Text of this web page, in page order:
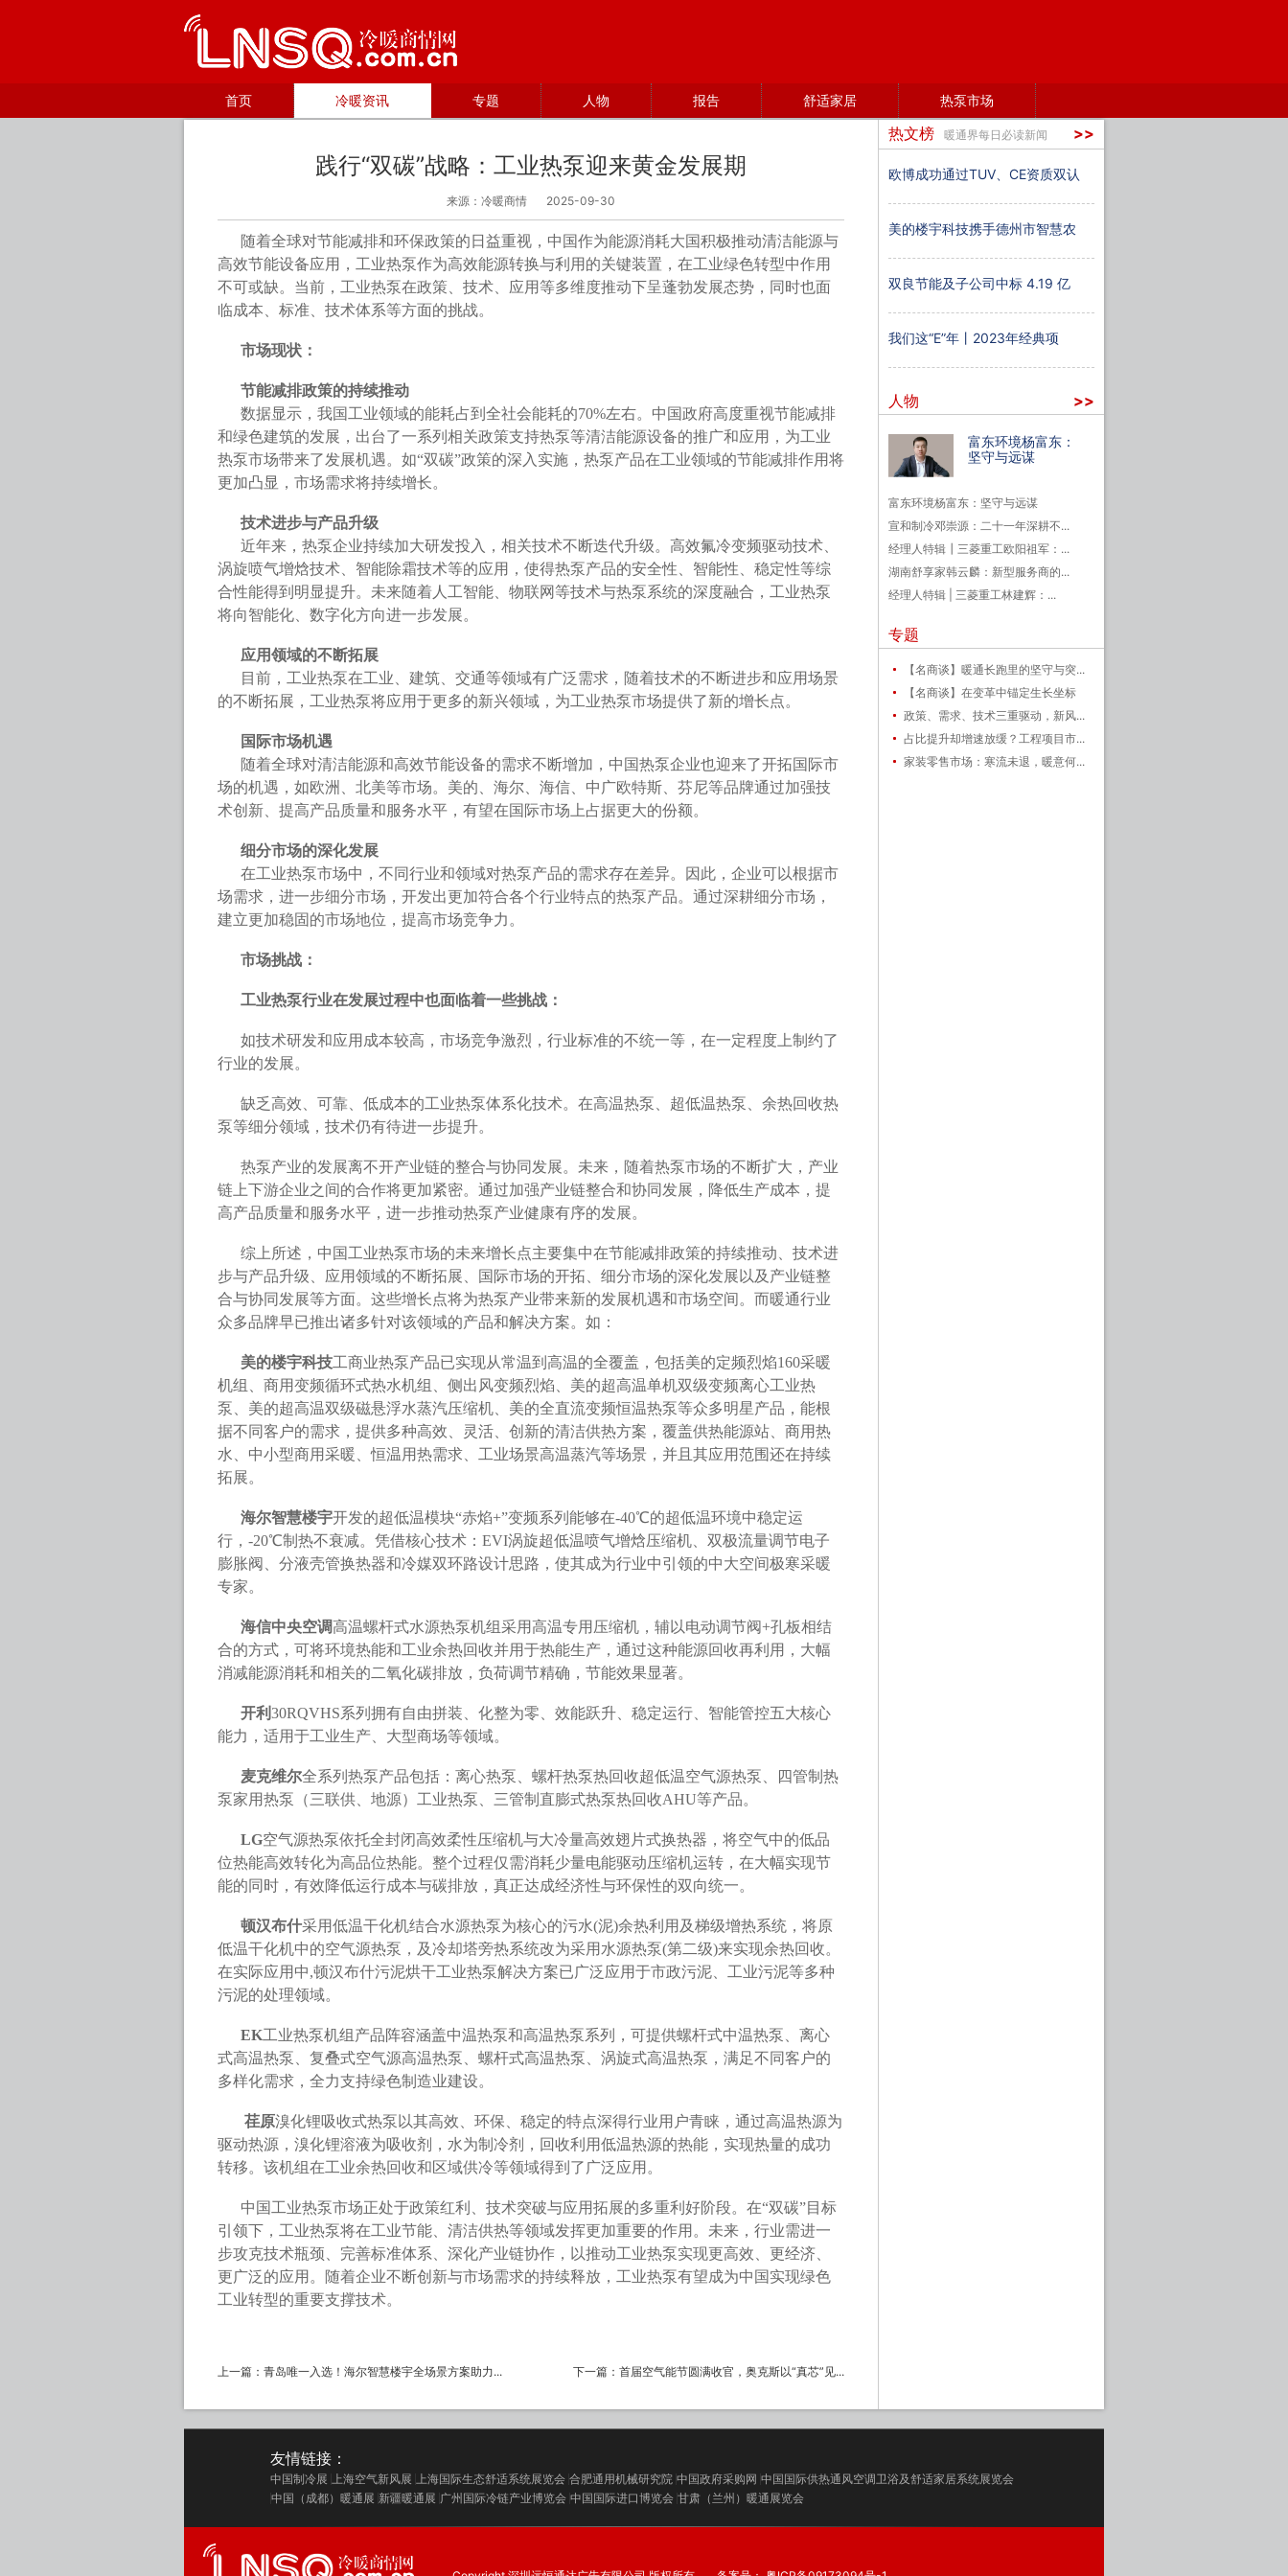
首页 冷暖资讯 专题 人物 报告 舒适家居 热泵市场
践行“双碳”战略：工业热泵迎来黄金发展期
来源：冷暖商情 2025-09-30
随着全球对节能减排和环保政策的日益重视，中国作为能源消耗大国积极推动清洁能源与
高效节能设备应用，工业热泵作为高效能源转换与利用的关键装置，在工业绿色转型中作用
不可或缺。当前，工业热泵在政策、技术、应用等多维度推动下呈蓬勃发展态势，同时也面
临成本、标准、技术体系等方面的挑战。
市场现状：
节能减排政策的持续推动
数据显示，我国工业领域的能耗占到全社会能耗的70%左右。中国政府高度重视节能减排
和绿色建筑的发展，出台了一系列相关政策支持热泵等清洁能源设备的推广和应用，为工业
热泵市场带来了发展机遇。如“双碳”政策的深入实施，热泵产品在工业领域的节能减排作用将
更加凸显，市场需求将持续增长。
技术进步与产品升级
近年来，热泵企业持续加大研发投入，相关技术不断迭代升级。高效氟冷变频驱动技术、
涡旋喷气增焓技术、智能除霜技术等的应用，使得热泵产品的安全性、智能性、稳定性等综
合性能得到明显提升。未来随着人工智能、物联网等技术与热泵系统的深度融合，工业热泵
将向智能化、数字化方向进一步发展。
应用领域的不断拓展
目前，工业热泵在工业、建筑、交通等领域有广泛需求，随着技术的不断进步和应用场景
的不断拓展，工业热泵将应用于更多的新兴领域，为工业热泵市场提供了新的增长点。
国际市场机遇
随着全球对清洁能源和高效节能设备的需求不断增加，中国热泵企业也迎来了开拓国际市
场的机遇，如欧洲、北美等市场。美的、海尔、海信、中广欧特斯、芬尼等品牌通过加强技
术创新、提高产品质量和服务水平，有望在国际市场上占据更大的份额。
细分市场的深化发展
在工业热泵市场中，不同行业和领域对热泵产品的需求存在差异。因此，企业可以根据市
场需求，进一步细分市场，开发出更加符合各个行业特点的热泵产品。通过深耕细分市场，
建立更加稳固的市场地位，提高市场竞争力。
市场挑战：
工业热泵行业在发展过程中也面临着一些挑战：
如技术研发和应用成本较高，市场竞争激烈，行业标准的不统一等，在一定程度上制约了
行业的发展。
缺乏高效、可靠、低成本的工业热泵体系化技术。在高温热泵、超低温热泵、余热回收热
泵等细分领域，技术仍有待进一步提升。
热泵产业的发展离不开产业链的整合与协同发展。未来，随着热泵市场的不断扩大，产业
链上下游企业之间的合作将更加紧密。通过加强产业链整合和协同发展，降低生产成本，提
高产品质量和服务水平，进一步推动热泵产业健康有序的发展。
综上所述，中国工业热泵市场的未来增长点主要集中在节能减排政策的持续推动、技术进
步与产品升级、应用领域的不断拓展、国际市场的开拓、细分市场的深化发展以及产业链整
合与协同发展等方面。这些增长点将为热泵产业带来新的发展机遇和市场空间。而暖通行业
众多品牌早已推出诸多针对该领域的产品和解决方案。如：
美的楼宇科技工商业热泵产品已实现从常温到高温的全覆盖，包括美的定频烈焰160采暖
机组、商用变频循环式热水机组、侧出风变频烈焰、美的超高温单机双级变频离心工业热
泵、美的超高温双级磁悬浮水蒸汽压缩机、美的全直流变频恒温热泵等众多明星产品，能根
据不同客户的需求，提供多种高效、灵活、创新的清洁供热方案，覆盖供热能源站、商用热
水、中小型商用采暖、恒温用热需求、工业场景高温蒸汽等场景，并且其应用范围还在持续
拓展。
海尔智慧楼宇开发的超低温模块“赤焰+”变频系列能够在-40℃的超低温环境中稳定运
行，-20℃制热不衰减。凭借核心技术：EVI涡旋超低温喷气增焓压缩机、双极流量调节电子
膨胀阀、分液壳管换热器和冷媒双环路设计思路，使其成为行业中引领的中大空间极寒采暖
专家。
海信中央空调高温螺杆式水源热泵机组采用高温专用压缩机，辅以电动调节阀+孔板相结
合的方式，可将环境热能和工业余热回收并用于热能生产，通过这种能源回收再利用，大幅
消减能源消耗和相关的二氧化碳排放，负荷调节精确，节能效果显著。
开利30RQVHS系列拥有自由拼装、化整为零、效能跃升、稳定运行、智能管控五大核心
能力，适用于工业生产、大型商场等领域。
麦克维尔全系列热泵产品包括：离心热泵、螺杆热泵热回收超低温空气源热泵、四管制热
泵家用热泵（三联供、地源）工业热泵、三管制直膨式热泵热回收AHU等产品。
LG空气源热泵依托全封闭高效柔性压缩机与大冷量高效翅片式换热器，将空气中的低品
位热能高效转化为高品位热能。整个过程仅需消耗少量电能驱动压缩机运转，在大幅实现节
能的同时，有效降低运行成本与碳排放，真正达成经济性与环保性的双向统一。
顿汉布什采用低温干化机结合水源热泵为核心的污水(泥)余热利用及梯级增热系统，将原
低温干化机中的空气源热泵，及冷却塔旁热系统改为采用水源热泵(第二级)来实现余热回收。
在实际应用中,顿汉布什污泥烘干工业热泵解决方案已广泛应用于市政污泥、工业污泥等多种
污泥的处理领域。
EK工业热泵机组产品阵容涵盖中温热泵和高温热泵系列，可提供螺杆式中温热泵、离心
式高温热泵、复叠式空气源高温热泵、螺杆式高温热泵、涡旋式高温热泵，满足不同客户的
多样化需求，全力支持绿色制造业建设。
荏原溴化锂吸收式热泵以其高效、环保、稳定的特点深得行业用户青睐，通过高温热源为
驱动热源，溴化锂溶液为吸收剂，水为制冷剂，回收利用低温热源的热能，实现热量的成功
转移。该机组在工业余热回收和区域供冷等领域得到了广泛应用 。
中国工业热泵市场正处于政策红利、技术突破与应用拓展的多重利好阶段。在“双碳”目标
引领下，工业热泵将在工业节能、清洁供热等领域发挥更加重要的作用。未来，行业需进一
步攻克技术瓶颈、完善标准体系、深化产业链协作，以推动工业热泵实现更高效、更经济、
更广泛的应用。随着企业不断创新与市场需求的持续释放，工业热泵有望成为中国实现绿色
工业转型的重要支撑技术。
上一篇： 青岛唯一入选！海尔智慧楼宇全场景方案助力... 下一篇： 首届空气能节圆满收官，奥克斯以“真芯”见...
热文榜 暖通界每日必读新闻 >>
欧博成功通过TUV、CE资质双认
美的楼宇科技携手德州市智慧农
双良节能及子公司中标 4.19 亿
我们这“E”年丨2023年经典项
人物 >>
富东环境杨富东：
坚守与远谋
富东环境杨富东：坚守与远谋
宣和制冷邓崇源：二十一年深耕不...
经理人特辑┃三菱重工欧阳祖军：...
湖南舒享家韩云麟：新型服务商的...
经理人特辑 | 三菱重工林建辉：...
专题
【名商谈】暖通长跑里的坚守与突...
【名商谈】在变革中锚定生长坐标
政策、需求、技术三重驱动，新风...
占比提升却增速放缓？工程项目市...
家装零售市场：寒流未退，暖意何...
友情链接：
中国制冷展 上海空气新风展 上海国际生态舒适系统展览会 合肥通用机械研究院 中国政府采购网 中国国际供热通风空调卫浴及舒适家居系统展览会
中国（成都）暖通展 新疆暖通展 广州国际冷链产业博览会 中国国际进口博览会 甘肃（兰州）暖通展览会